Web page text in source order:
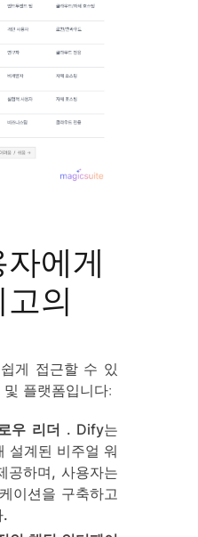
에게
의
게 접근할 수 있
플랫폼입니다:
우 리더 . Dify는
설계된 비주얼 워
공하며, 사용자는
이션을 구축하고
.